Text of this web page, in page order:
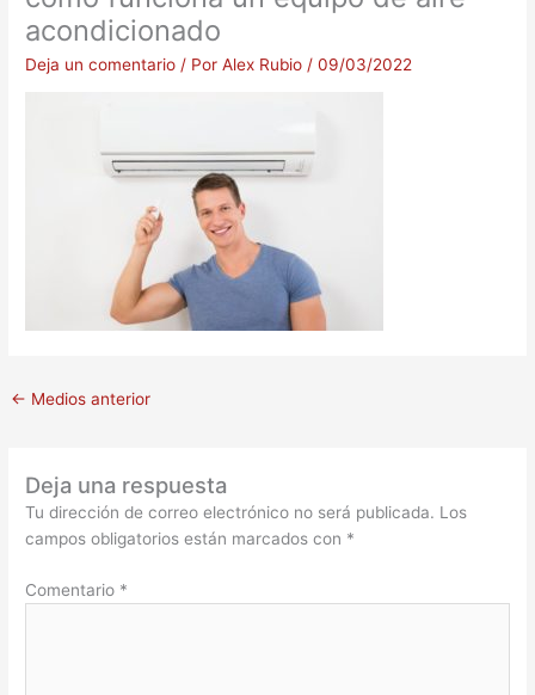
acondicionado
Deja un comentario / PorAlex Rubio /09/03/2022
← Medios anterior
Deja una respuesta
Tu dirección de correo electrónico no será publicada. Los
campos obligatorios están marcados con *
Comentario *